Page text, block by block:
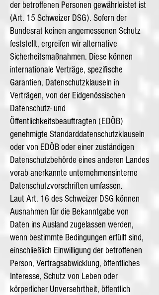
der betroffenen Personen gewährleistet ist
(Art. 15 Schweizer DSG). Sofern der
Bundesrat keinen angemessenen Schutz
feststellt, ergreifen wir alternative
Sicherheitsmaßnahmen. Diese können
internationale Verträge, spezifische
Garantien, Datenschutzklauseln in
Verträgen, von der Eidgenössischen
Datenschutz- und
Öffentlichkeitsbeauftragten (EDÖB)
genehmigte Standarddatenschutzklauseln
oder von EDÖB oder einer zuständigen
Datenschutzbehörde eines anderen Landes
vorab anerkannte unternehmensinterne
Datenschutzvorschriften umfassen.
Laut Art. 16 des Schweizer DSG können
Ausnahmen für die Bekanntgabe von
Daten ins Ausland zugelassen werden,
wenn bestimmte Bedingungen erfüllt sind,
einschließlich Einwilligung der betroffenen
Person, Vertragsabwicklung, öffentliches
Interesse, Schutz von Leben oder
körperlicher Unversehrtheit, öffentlich